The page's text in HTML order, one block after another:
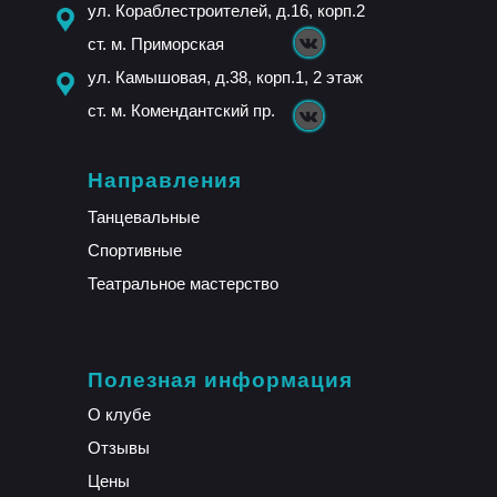
ул. Кораблестроителей, д.16, корп.2
ст. м. Приморская
ул. Камышовая, д.38, корп.1, 2 этаж
ст. м. Комендантский пр.
Направления
Танцевальные
Спортивные
Театральное мастерство
Полезная информация
О клубе
Отзывы
Цены